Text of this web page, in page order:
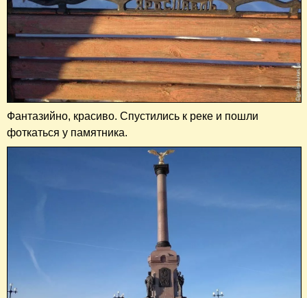
Фантазийно, красиво. Спустились к реке и пошли
фоткаться у памятника.